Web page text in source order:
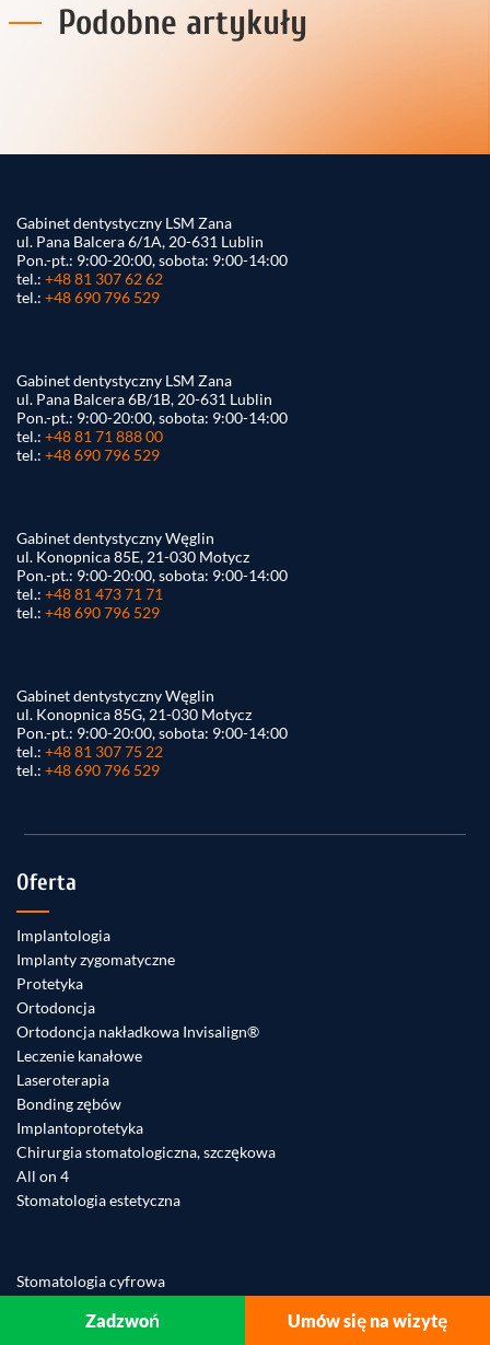
Podobne artykuły
Zadzwoń Umów się na wizytę
Gabinet dentystyczny LSM Zana
ul. Pana Balcera 6/1A, 20-631 Lublin
Pon.-pt.: 9:00-20:00, sobota: 9:00-14:00
tel.: +48 81 307 62 62
tel.: +48 690 796 529
Gabinet dentystyczny LSM Zana
ul. Pana Balcera 6B/1B, 20-631 Lublin
Pon.-pt.: 9:00-20:00, sobota: 9:00-14:00
tel.: +48 81 71 888 00
tel.: +48 690 796 529
Gabinet dentystyczny Węglin
ul. Konopnica 85E, 21-030 Motycz
Pon.-pt.: 9:00-20:00, sobota: 9:00-14:00
tel.: +48 81 473 71 71
tel.: +48 690 796 529
Gabinet dentystyczny Węglin
ul. Konopnica 85G, 21-030 Motycz
Pon.-pt.: 9:00-20:00, sobota: 9:00-14:00
tel.: +48 81 307 75 22
tel.: +48 690 796 529
Oferta
Implantologia
Implanty zygomatyczne
Protetyka
Ortodoncja
Ortodoncja nakładkowa Invisalign®
Leczenie kanałowe
Laseroterapia
Bonding zębów
Implantoprotetyka
Chirurgia stomatologiczna, szczękowa
All on 4
Stomatologia estetyczna
Stomatologia cyfrowa
Stomatologia zachowawcza